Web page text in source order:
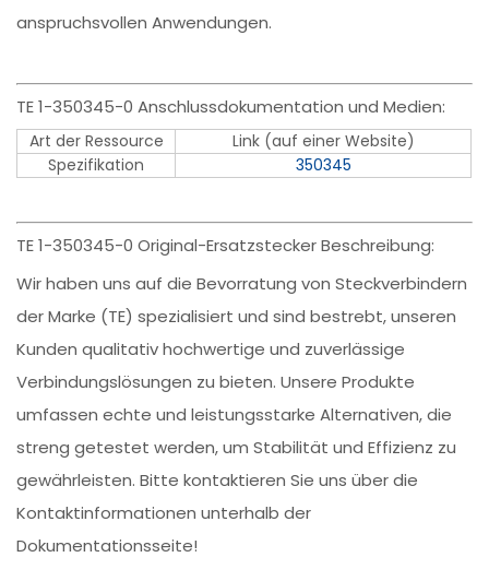
anspruchsvollen Anwendungen.
TE 1-350345-0 Anschlussdokumentation und Medien:
Art der Ressource
Link (auf einer Website)
Spezifikation
350345
TE 1-350345-0 Original-Ersatzstecker Beschreibung:
Wir haben uns auf die Bevorratung von Steckverbindern
der Marke (TE) spezialisiert und sind bestrebt, unseren
Kunden qualitativ hochwertige und zuverlässige
Verbindungslösungen zu bieten. Unsere Produkte
umfassen echte und leistungsstarke Alternativen, die
streng getestet werden, um Stabilität und Effizienz zu
gewährleisten. Bitte kontaktieren Sie uns über die
Kontaktinformationen unterhalb der
Dokumentationsseite!